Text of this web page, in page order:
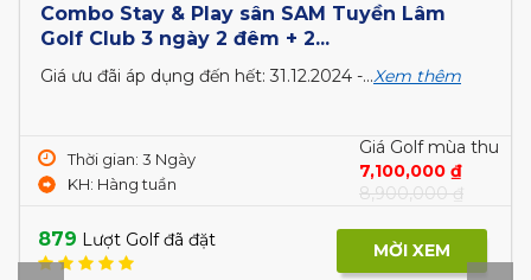
Combo Stay & Play sân SAM Tuyền Lâm
Golf Club 3 ngày 2 đêm + 2...
Giá ưu đãi áp dụng đến hết: 31.12.2024 -...Xem thêm
Thời gian: 3 Ngày
KH: Hàng tuần
Giá Golf mùa thu
7,100,000 ₫
8,900,000 ₫
879 Lượt Golf đã đặt MỜI XEM